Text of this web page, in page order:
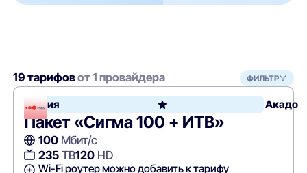
19 тарифовот 1 провайдера ФИЛЬТР
Акция Акадо
Пакет «Сигма 100 + ИТВ»
100Мбит/с
235ТВ120HD
Wi-Fi роутер можно добавить к тарифу